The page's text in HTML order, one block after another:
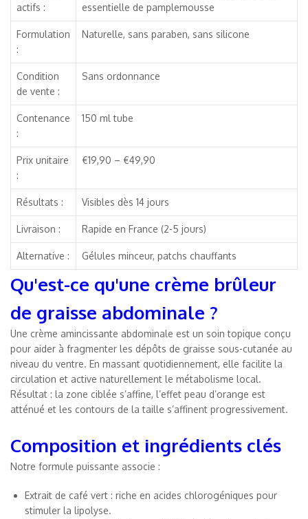
actifs :
essentielle de pamplemousse
Formulation
:
Naturelle, sans paraben, sans silicone
Condition
de vente :
Sans ordonnance
Contenance
:
150 ml tube
Prix unitaire
:
€19,90 – €49,90
Résultats : Visibles dès 14 jours
Livraison : Rapide en France (2-5 jours)
Alternative : Gélules minceur, patchs chauffants
Qu'est-ce qu'une crème brûleur
de graisse abdominale ?
Une crème amincissante abdominale est un soin topique conçu
pour aider à fragmenter les dépôts de graisse sous-cutanée au
niveau du ventre. En massant quotidiennement, elle facilite la
circulation et active naturellement le métabolisme local.
Résultat : la zone ciblée s’affine, l’effet peau d’orange est
atténué et les contours de la taille s’affinent progressivement.
Composition et ingrédients clés
Notre formule puissante associe :
Extrait de café vert : riche en acides chlorogéniques pour
stimuler la lipolyse.